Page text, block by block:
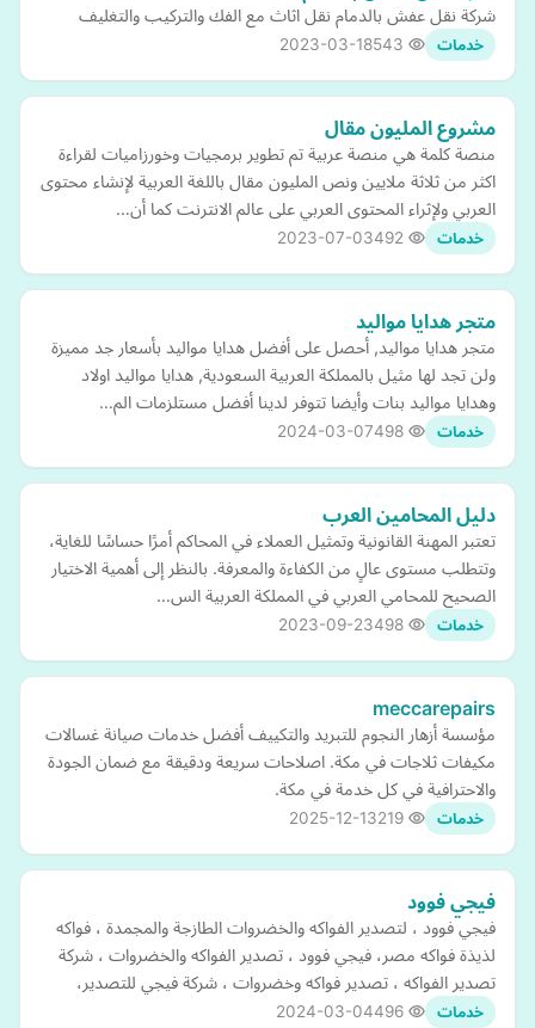
شركة نقل عفش بالدمام نقل اثاث مع الفك والتركيب والتغليف
خدمات 2023-03-18
مشروع المليون مقال
منصة كلمة هي منصة عربية تم تطوير برمجيات وخورزاميات لقراءة
اكثر من ثلاثة ملايين ونص المليون مقال باللغة العربية لإنشاء محتوى
العربي ولإثراء المحتوى العربي على عالم الانترنت كما أن…
خدمات 2023-07-03
متجر هدايا مواليد
متجر هدايا مواليد, أحصل على أفضل هدايا مواليد بأسعار جد مميزة
ولن تجد لها مثيل بالمملكة العربية السعودية, هدايا مواليد اولاد
وهدايا مواليد بنات وأيضا تتوفر لدينا أفضل مستلزمات الم…
خدمات 2024-03-07
دليل المحامين العرب
تعتبر المهنة القانونية وتمثيل العملاء في المحاكم أمرًا حساسًا للغاية،
وتتطلب مستوى عالٍ من الكفاءة والمعرفة. بالنظر إلى أهمية الاختيار
الصحيح للمحامي العربي في المملكة العربية الس…
خدمات 2023-09-23
meccarepairs
مؤسسة أزهار النجوم للتبريد والتكييف أفضل خدمات صيانة غسالات
مكيفات ثلاجات في مكة. اصلاحات سريعة ودقيقة مع ضمان الجودة
والاحترافية في كل خدمة في مكة.
خدمات 2025-12-13
فيجي فوود
فيجي فوود ، لتصدير الفواكه والخضروات الطازجة والمجمدة ، فواكه
لذيذة فواكه مصر، فيجي فوود ، تصدير الفواكه والخضروات ، شركة
تصدير الفواكه ، تصدير فواكه وخضروات ، شركة فيجي للتصدير،
خدمات 2024-03-04